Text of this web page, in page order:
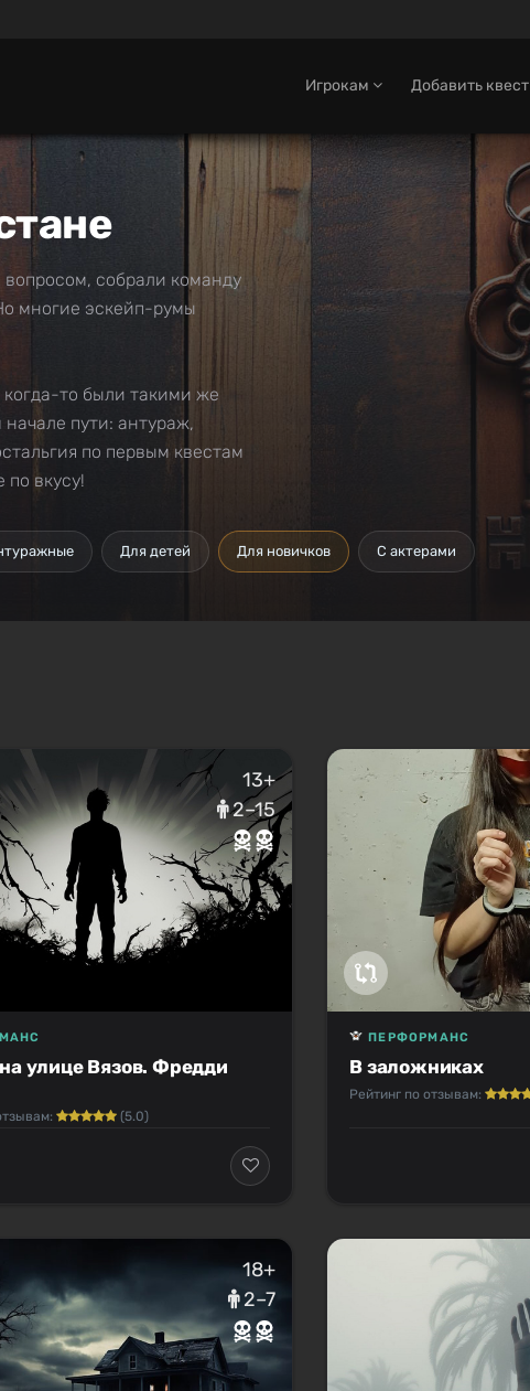
Игрокам Добавить квест
собрали команду
многие эскейп-румы
то были такими же
пути: антураж,
по первым квестам
вкусу!
Для детей Для новичков С актерами
13+
2–15
улице Вязов. Фредди
(5.0)
В заложниках
ПЕРФОРМАНС
Рейтинг по отзывам:
18+
2–7